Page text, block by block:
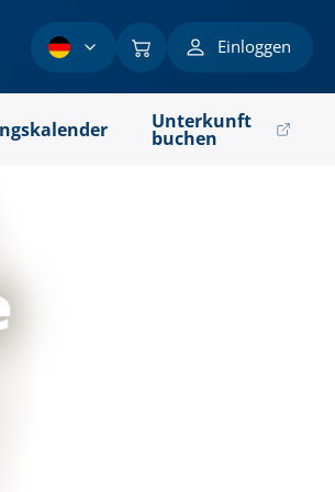
Einloggen
Unterkunft
buchen